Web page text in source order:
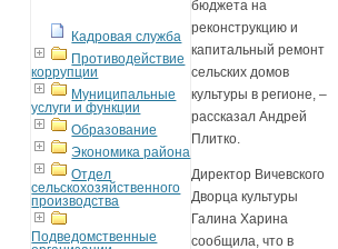
Кадровая служба
Противодействие
коррупции
Муниципальные
услуги и функции
Образование
Экономика района
Отдел
сельскохозяйственного
производства
Подведомственные
бюджета на
реконструкцию и
капитальный ремонт
сельских домов
культуры в регионе, –
рассказал Андрей
Плитко.
Директор Вичевского
Дворца культуры
Галина Харина
сообщила, что в